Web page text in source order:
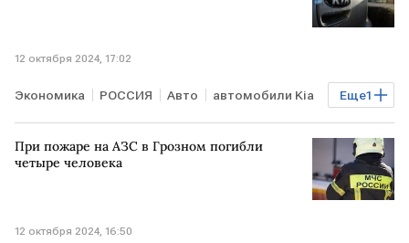
12 октября 2024, 17:02
Еще1
Экономика РОССИЯ Авто автомобили Kia
цены на автомобили
При пожаре на АЗС в Грозном погибли
четыре человека
12 октября 2024, 16:50